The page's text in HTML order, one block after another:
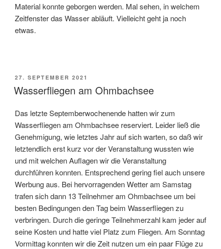
Material konnte geborgen werden. Mal sehen, in welchem
Zeitfenster das Wasser abläuft. Vielleicht geht ja noch
etwas.
VERÖFFENTLICHT
AM
27. SEPTEMBER 2021
Wasserfliegen am Ohmbachsee
Das letzte Septemberwochenende hatten wir zum
Wasserfliegen am Ohmbachsee reserviert. Leider ließ die
Genehmigung, wie letztes Jahr auf sich warten, so daß wir
letztendlich erst kurz vor der Veranstaltung wussten wie
und mit welchen Auflagen wir die Veranstaltung
durchführen konnten. Entsprechend gering fiel auch unsere
Werbung aus. Bei hervorragenden Wetter am Samstag
trafen sich dann 13 Teilnehmer am Ohmbachsee um bei
besten Bedingungen den Tag beim Wasserfliegen zu
verbringen. Durch die geringe Teilnehmerzahl kam jeder auf
seine Kosten und hatte viel Platz zum Fliegen. Am Sonntag
Vormittag konnten wir die Zeit nutzen um ein paar Flüge zu